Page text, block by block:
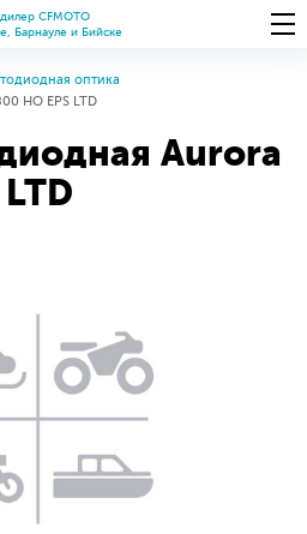
CFMOTO
Барнауле и Бийске
оптика
HO EPS LTD
Aurora